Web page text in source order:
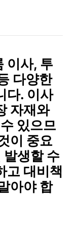
이사, 투
다양한
다. 이사
자재와
있으므
이 중요
발생할 수
고 대비책
아야 합